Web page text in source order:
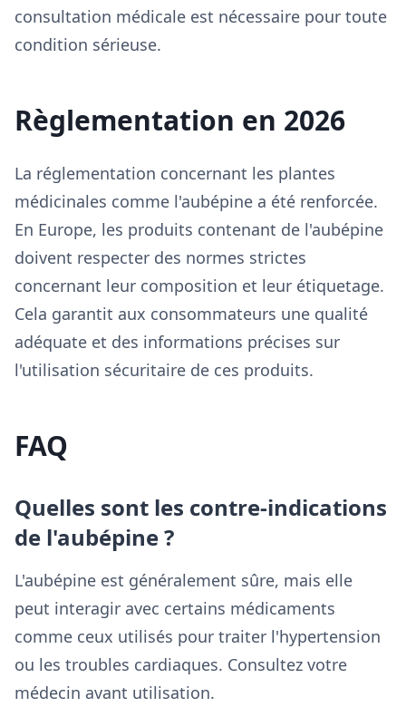
consultation médicale est nécessaire pour toute
condition sérieuse.
Règlementation en 2026
La réglementation concernant les plantes
médicinales comme l'aubépine a été renforcée.
En Europe, les produits contenant de l'aubépine
doivent respecter des normes strictes
concernant leur composition et leur étiquetage.
Cela garantit aux consommateurs une qualité
adéquate et des informations précises sur
l'utilisation sécuritaire de ces produits.
FAQ
Quelles sont les contre-indications
de l'aubépine ?
L'aubépine est généralement sûre, mais elle
peut interagir avec certains médicaments
comme ceux utilisés pour traiter l'hypertension
ou les troubles cardiaques. Consultez votre
médecin avant utilisation.